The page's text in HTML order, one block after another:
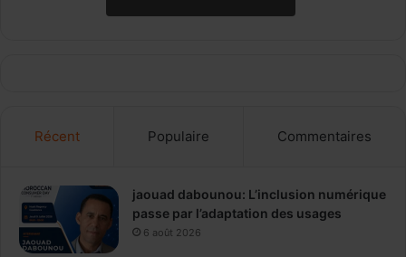
Récent Populaire Commentaires
jaouad dabounou: L’inclusion numérique
passe par l’adaptation des usages
6 août 2026